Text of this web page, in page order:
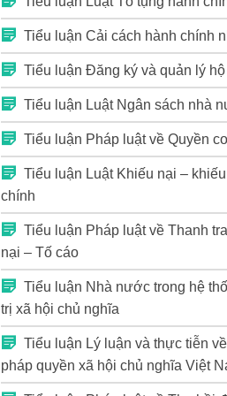
Tiểu luận Cải cách hành chính
Tiểu luận Đăng ký và quản lý hộ
Tiểu luận Luật Ngân sách nhà
Tiểu luận Pháp luật về Quyền
Tiểu luận Luật Khiếu nại –
chính
Tiểu luận Pháp luật về Thanh
nại – Tố cáo
Tiểu luận Nhà nước trong hệ
trị xã hội chủ nghĩa
Tiểu luận Lý luận và thực tiễn
pháp quyền xã hội chủ nghĩa Việt